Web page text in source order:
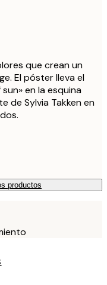
que crean un
El póster lleva el
en la esquina
de Sylvia Takken en
productos